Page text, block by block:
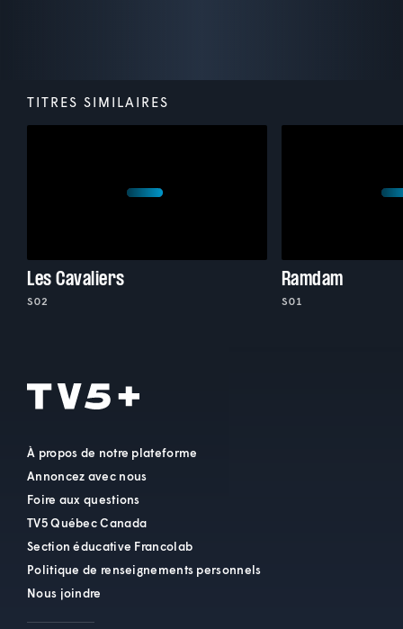
TITRES SIMILAIRES
Les Cavaliers
S02
Ramdam
S01
À propos de notre plateforme
Annoncez avec nous
Foire aux questions
TV5 Québec Canada
Section éducative Francolab
Politique de renseignements personnels
Nous joindre